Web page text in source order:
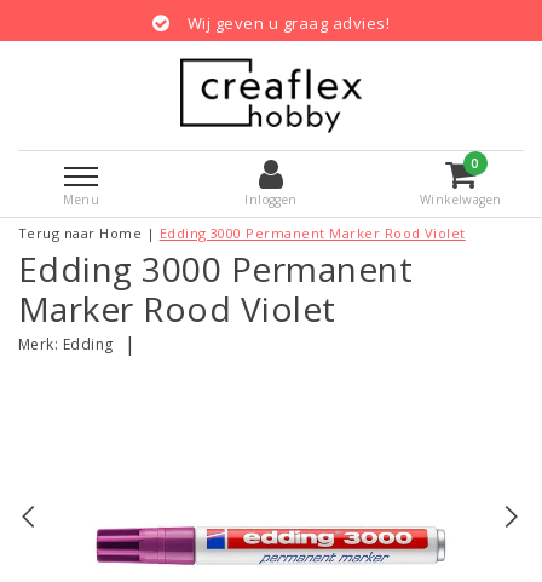
Wij geven u graag advies!
Menu Inloggen
0
Winkelwagen
Terug naar Home | Edding 3000 Permanent Marker Rood Violet
Edding 3000 Permanent
Marker Rood Violet
Merk: Edding |